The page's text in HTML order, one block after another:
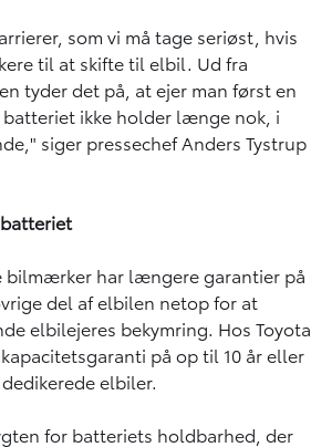
som vi må tage seriøst, hvis
til at skifte til elbil. Ud fra
tyder det på, at ejer man først en
ikke holder længe nok, i
siger pressechef Anders Tystrup
bilmærker har længere garantier på
del af elbilen netop for at
elbilejeres bekymring. Hos Toyota
på op til 10 år eller
elbiler.
for batteriets holdbarhed, der